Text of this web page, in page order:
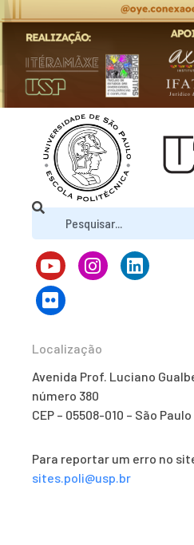
Localização
Avenida Prof. Luciano
número 380
CEP – 05508-010 – São Paulo
Para reportar um erro no
sites.poli@usp.br